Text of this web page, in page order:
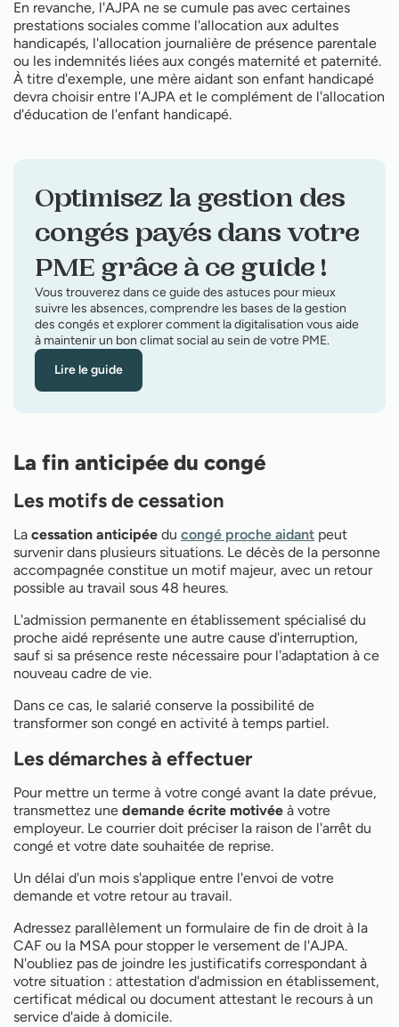
En revanche, l'AJPA ne se cumule pas avec certaines
prestations sociales comme l'allocation aux adultes
handicapés, l'allocation journalière de présence parentale
ou les indemnités liées aux congés maternité et paternité.
À titre d'exemple, une mère aidant son enfant handicapé
devra choisir entre l'AJPA et le complément de l'allocation
d'éducation de l'enfant handicapé.
Optimisez la gestion des
congés payés dans votre
PME grâce à ce guide !
Vous trouverez dans ce guide des astuces pour mieux
suivre les absences, comprendre les bases de la gestion
des congés et explorer comment la digitalisation vous aide
à maintenir un bon climat social au sein de votre PME.
Lire le guide
La fin anticipée du congé
Les motifs de cessation
La cessation anticipée du congé proche aidant peut
survenir dans plusieurs situations. Le décès de la personne
accompagnée constitue un motif majeur, avec un retour
possible au travail sous 48 heures.
L'admission permanente en établissement spécialisé du
proche aidé représente une autre cause d'interruption,
sauf si sa présence reste nécessaire pour l'adaptation à ce
nouveau cadre de vie.
Dans ce cas, le salarié conserve la possibilité de
transformer son congé en activité à temps partiel.
Les démarches à effectuer
Pour mettre un terme à votre congé avant la date prévue,
transmettez une demande écrite motivée à votre
employeur. Le courrier doit préciser la raison de l'arrêt du
congé et votre date souhaitée de reprise.
Un délai d'un mois s'applique entre l'envoi de votre
demande et votre retour au travail.
Adressez parallèlement un formulaire de fin de droit à la
CAF ou la MSA pour stopper le versement de l'AJPA.
N'oubliez pas de joindre les justificatifs correspondant à
votre situation : attestation d'admission en établissement,
certificat médical ou document attestant le recours à un
service d'aide à domicile.